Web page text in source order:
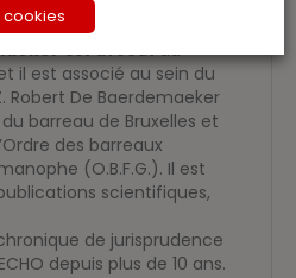
faire valoir des droits.
rest avocat au
il est associé au sein du
Robert De Baerdemaeker
barreau de Bruxelles et
des barreaux
(O.B.F.G.). Il est
scientifiques,
de jurisprudence
depuis plus de 10 ans.